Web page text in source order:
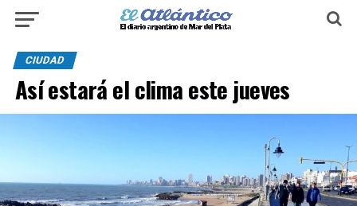
CIUDAD
Así estará el clima este jueves